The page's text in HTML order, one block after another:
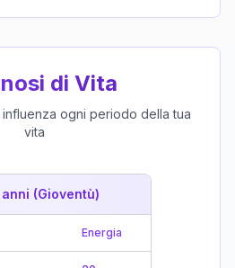
di Vita
ogni periodo della tua
vita
(Gioventù)
Energia